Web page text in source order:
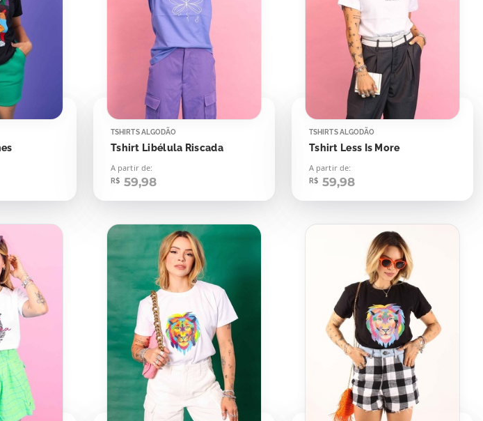
TSHIRTS ALGODÃO
Tshirt Libélula Riscada
A partir de:
R$ 59,98
TSHIRTS ALGODÃO
Tshirt Less Is More
A partir de:
R$ 59,98